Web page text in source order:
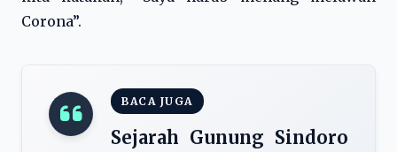
Corona”.
BACA JUGA
Sejarah Gunung Sindoro